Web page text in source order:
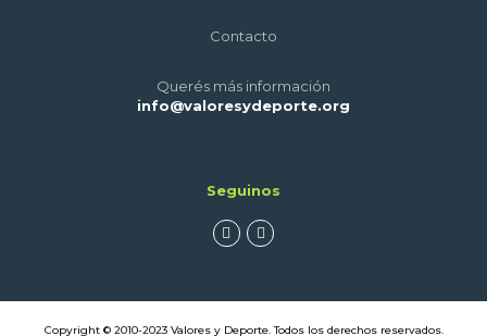
Contacto
Querés más información
info@valoresydeporte.org
Seguinos
Copyright © 2010-2023 Valores y Deporte. Todos los derechos reservados.